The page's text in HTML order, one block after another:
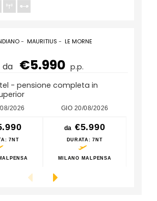
- MAURITIUS - LE MORNE
da €5.990 p.p.
- pensione completa in
2026
: 7NT
GIO 20/08/2026
da €5.990
DURATA: 7NT
MILANO MALPENSA